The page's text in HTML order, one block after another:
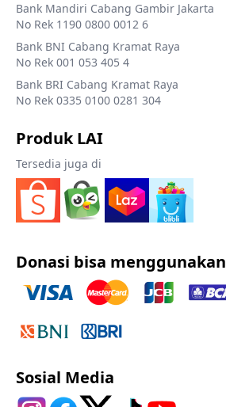
Bank Mandiri Cabang Gambir Jakarta
No Rek 1190 0800 0012 6
Bank BNI Cabang Kramat Raya
No Rek 001 053 405 4
Bank BRI Cabang Kramat Raya
No Rek 0335 0100 0281 304
Produk LAI
Tersedia juga di
Donasi bisa menggunakan
Sosial Media